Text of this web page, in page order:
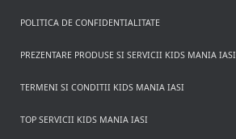
POLITICA DE CONFIDENTIALITATE
PREZENTARE PRODUSE SI SERVICII KIDS MANIA IASI
TERMENI SI CONDITII KIDS MANIA IASI
TOP SERVICII KIDS MANIA IASI